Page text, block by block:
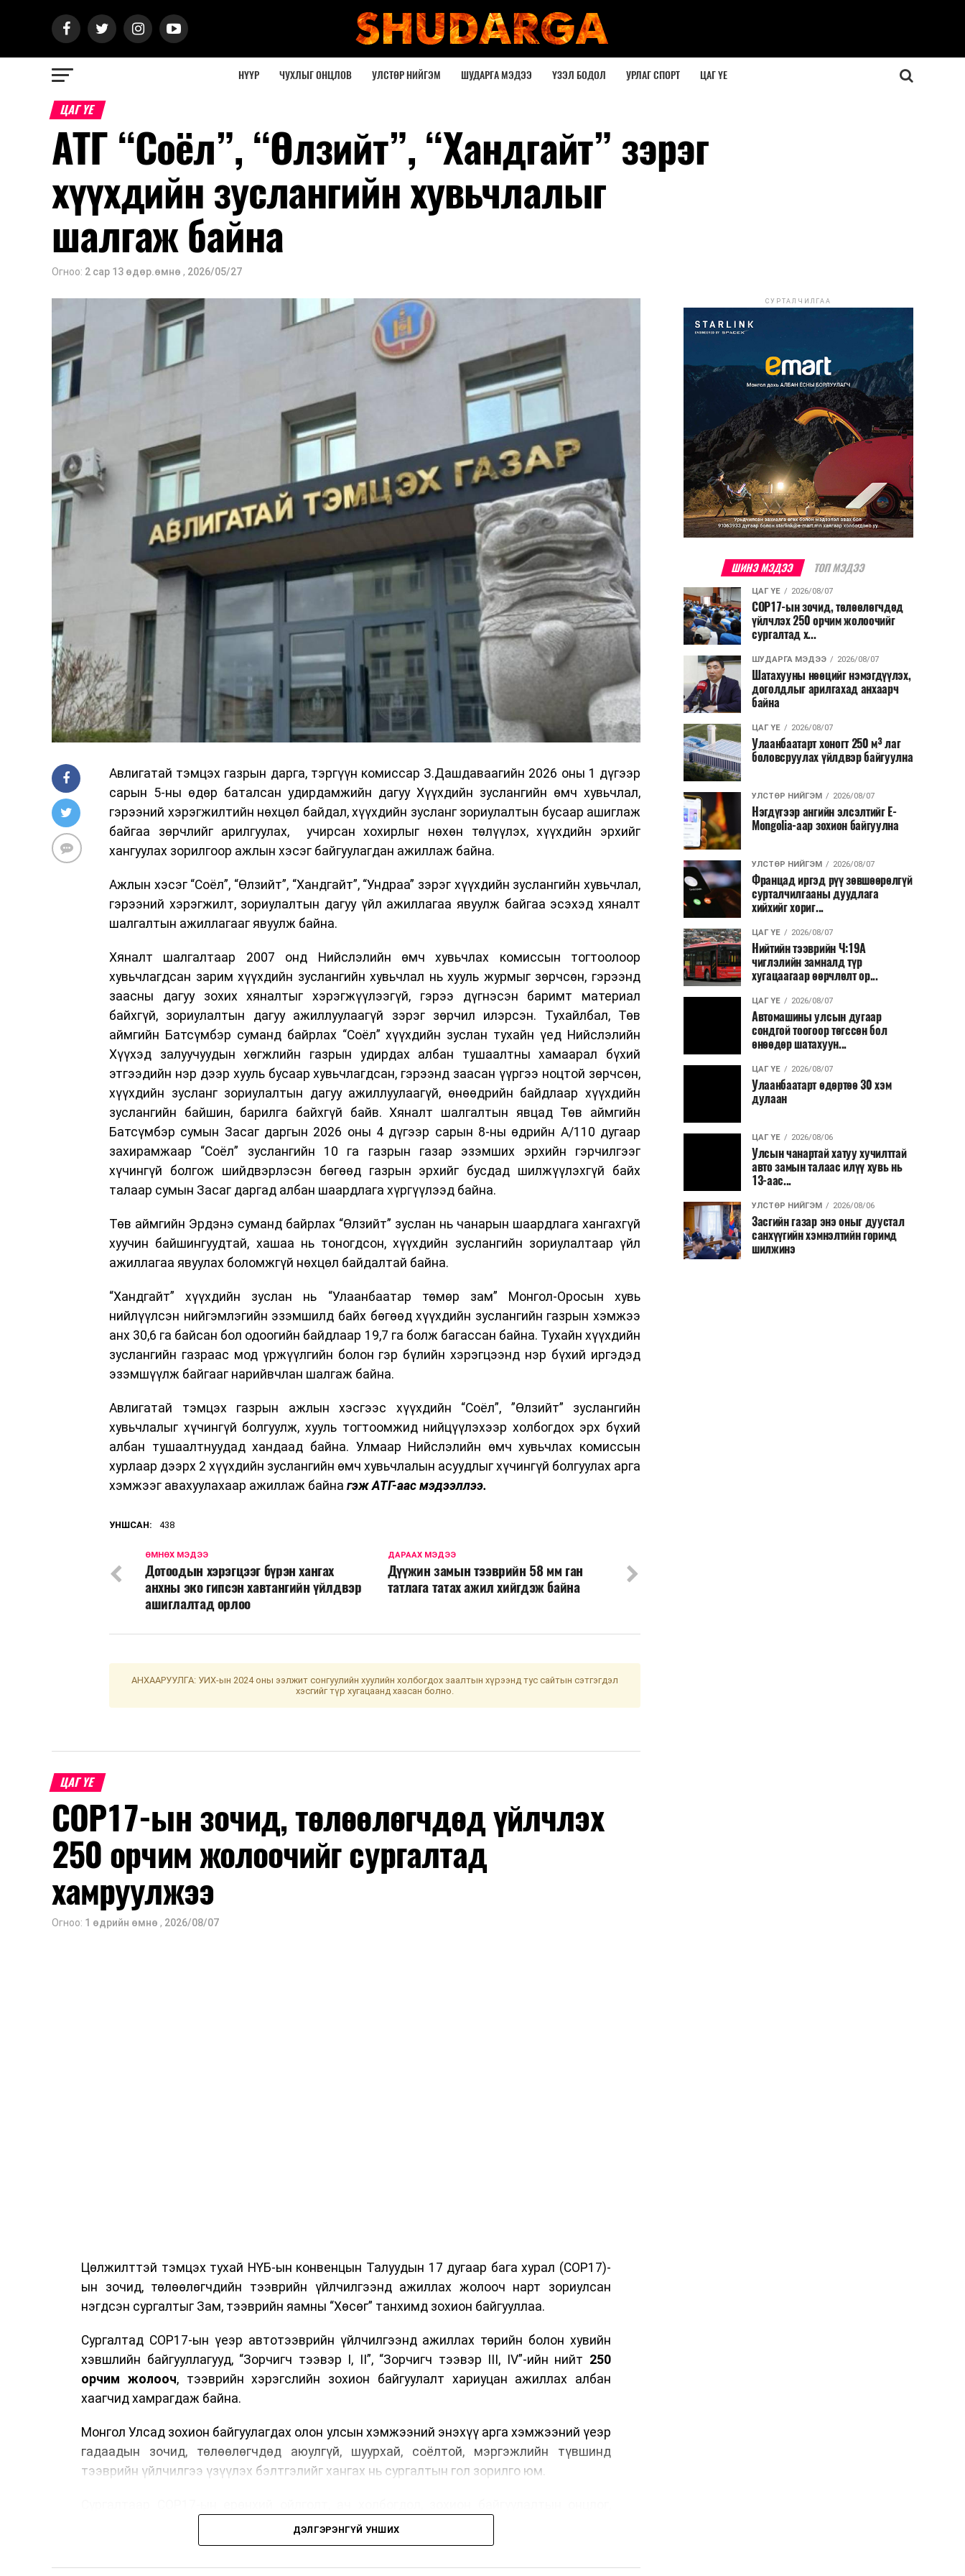
НҮҮР ЧУХЛЫГ ОНЦЛОВ УЛСТӨР НИЙГЭМ ШУДАРГА МЭДЭЭ ҮЗЭЛ БОДОЛ УРЛАГ СПОРТ ЦАГ ҮЕ
ЦАГ ҮЕ
АТГ “Соёл”, “Өлзийт”, “Хандгайт” зэрэг
хүүхдийн зуслангийн хувьчлалыг
шалгаж байна
Огноо: 2 сар 13 өдөр.өмнө , 2026/05/27
Авлигатай тэмцэх газрын дарга, тэргүүн комиссар З.Дашдаваагийн 2026 оны 1 дүгээр
сарын 5-ны өдөр баталсан удирдамжийн дагуу Хүүхдийн зуслангийн өмч хувьчлал,
гэрээний хэрэгжилтийн нөхцөл байдал, хүүхдийн зусланг зориулалтын бусаар ашиглаж
байгаа зөрчлийг арилгуулах, учирсан хохирлыг нөхөн төлүүлэх, хүүхдийн эрхийг
хангуулах зорилгоор ажлын хэсэг байгуулагдан ажиллаж байна.
Ажлын хэсэг “Соёл”, “Өлзийт”, “Хандгайт”, “Ундраа” зэрэг хүүхдийн зуслангийн хувьчлал,
гэрээний хэрэгжилт, зориулалтын дагуу үйл ажиллагаа явуулж байгаа эсэхэд хяналт
шалгалтын ажиллагааг явуулж байна.
Хяналт шалгалтаар 2007 онд Нийслэлийн өмч хувьчлах комиссын тогтоолоор
хувьчлагдсан зарим хүүхдийн зуслангийн хувьчлал нь хууль журмыг зөрчсөн, гэрээнд
заасны дагуу зохих хяналтыг хэрэгжүүлээгүй, гэрээ дүгнэсэн баримт материал
байхгүй, зориулалтын дагуу ажиллуулаагүй зэрэг зөрчил илэрсэн. Тухайлбал, Төв
аймгийн Батсүмбэр суманд байрлах “Соёл” хүүхдийн зуслан тухайн үед Нийслэлийн
Хүүхэд залуучуудын хөгжлийн газрын удирдах албан тушаалтны хамаарал бүхий
этгээдийн нэр дээр хууль бусаар хувьчлагдсан, гэрээнд заасан үүргээ ноцтой зөрчсөн,
хүүхдийн зусланг зориулалтын дагуу ажиллуулаагүй, өнөөдрийн байдлаар хүүхдийн
зуслангийн байшин, барилга байхгүй байв. Хяналт шалгалтын явцад Төв аймгийн
Батсүмбэр сумын Засаг даргын 2026 оны 4 дүгээр сарын 8-ны өдрийн А/110 дугаар
захирамжаар “Соёл” зуслангийн 10 га газрын газар эзэмших эрхийн гэрчилгээг
хүчингүй болгож шийдвэрлэсэн бөгөөд газрын эрхийг бусдад шилжүүлэхгүй байх
талаар сумын Засаг даргад албан шаардлага хүргүүлээд байна.
Төв аймгийн Эрдэнэ суманд байрлах “Өлзийт” зуслан нь чанарын шаардлага хангахгүй
хуучин байшингуудтай, хашаа нь тоногдсон, хүүхдийн зуслангийн зориулалтаар үйл
ажиллагаа явуулах боломжгүй нөхцөл байдалтай байна.
“Хандгайт” хүүхдийн зуслан нь “Улаанбаатар төмөр зам” Монгол-Оросын хувь
нийлүүлсэн нийгэмлэгийн эзэмшилд байх бөгөөд хүүхдийн зуслангийн газрын хэмжээ
анх 30,6 га байсан бол одоогийн байдлаар 19,7 га болж багассан байна. Тухайн хүүхдийн
зуслангийн газраас мод үржүүлгийн болон гэр бүлийн хэрэгцээнд нэр бүхий иргэдэд
эзэмшүүлж байгааг нарийвчлан шалгаж байна.
Авлигатай тэмцэх газрын ажлын хэсгээс хүүхдийн “Соёл”, ”Өлзийт” зуслангийн
хувьчлалыг хүчингүй болгуулж, хууль тогтоомжид нийцүүлэхээр холбогдох эрх бүхий
албан тушаалтнуудад хандаад байна. Улмаар Нийслэлийн өмч хувьчлах комиссын
хурлаар дээрх 2 хүүхдийн зуслангийн өмч хувьчлалын асуудлыг хүчингүй болгуулах арга
хэмжээг авахуулахаар ажиллаж байна гэж АТГ-аас мэдээллээ.
УНШСАН: 438
ДАРААХ МЭДЭЭ
Дүүжин замын тээврийн 58 мм ган
татлага татах ажил хийгдэж байна
ӨМНӨХ МЭДЭЭ
Дотоодын хэрэгцээг бүрэн хангах
анхны эко гипсэн хавтангийн үйлдвэр
ашиглалтад орлоо
АНХААРУУЛГА: УИХ-ын 2024 оны ээлжит сонгуулийн хуулийн холбогдох заалтын хүрээнд тус сайтын сэтгэгдэл
хэсгийг түр хугацаанд хаасан болно.
ЦАГ ҮЕ
COP17-ын зочид, төлөөлөгчдөд үйлчлэх
250 орчим жолоочийг сургалтад
хамруулжээ
Огноо: 1 өдрийн өмнө , 2026/08/07
Цөлжилттэй тэмцэх тухай НҮБ-ын конвенцын Талуудын 17 дугаар бага хурал (COP17)-
ын зочид, төлөөлөгчдийн тээврийн үйлчилгээнд ажиллах жолооч нарт зориулсан
нэгдсэн сургалтыг Зам, тээврийн яамны “Хөсөг” танхимд зохион байгууллаа.
Сургалтад COP17-ын үеэр автотээврийн үйлчилгээнд ажиллах төрийн болон хувийн
хэвшлийн байгууллагууд, “Зорчигч тээвэр I, II”, “Зорчигч тээвэр III, IV”-ийн нийт 250
орчим жолооч, тээврийн хэрэгслийн зохион байгуулалт хариуцан ажиллах албан
хаагчид хамрагдаж байна.
Монгол Улсад зохион байгуулагдах олон улсын хэмжээний энэхүү арга хэмжээний үеэр
гадаадын зочид, төлөөлөгчдөд аюулгүй, шуурхай, соёлтой, мэргэжлийн түвшинд
тээврийн үйлчилгээ үзүүлэх бэлтгэлийг хангах нь сургалтын гол зорилго юм.
зочид, төлөөлөгчдийн ангилал, үйлчилгээний стандарт, жолооч нарын үүрэг
хариуцлага, сахилга бат, үйлчилгээний соёл, ёс зүй, мэргэжлийн харилцааны талаар
ДЭЛГЭРЭНГҮЙ УНШИХ
СУРТАЛЧИЛГАА
ШИНЭ МЭДЭЭ ТОП МЭДЭЭ
ЦАГ ҮЕ 2026/08/07
COP17-ын зочид, төлөөлөгчдөд
үйлчлэх 250 орчим жолоочийг
сургалтад х...
ШУДАРГА МЭДЭЭ 2026/08/07
Шатахууны нөөцийг нэмэгдүүлэх,
доголдлыг арилгахад анхаарч
байна
ЦАГ ҮЕ 2026/08/07
Улаанбаатарт хоногт 250 м³ лаг
боловсруулах үйлдвэр байгуулна
УЛСТӨР НИЙГЭМ 2026/08/07
Нэгдүгээр ангийн элсэлтийг E-
Mongolia-аар зохион байгуулна
УЛСТӨР НИЙГЭМ 2026/08/07
Францад иргэд рүү зөвшөөрөлгүй
сурталчилгааны дуудлага
хийхийг хориг...
ЦАГ ҮЕ 2026/08/07
Нийтийн тээврийн Ч:19А
чиглэлийн замналд түр
хугацаагаар өөрчлөлт ор...
ЦАГ ҮЕ 2026/08/07
Автомашины улсын дугаар
сондгой тоогоор төгссөн бол
өнөөдөр шатахуун...
ЦАГ ҮЕ 2026/08/07
Улаанбаатарт өдөртөө 30 хэм
дулаан
ЦАГ ҮЕ 2026/08/06
Улсын чанартай хатуу хучилттай
авто замын талаас илүү хувь нь
13-аас...
УЛСТӨР НИЙГЭМ 2026/08/06
Засгийн газар энэ оныг дуустал
санхүүгийн хэмнэлтийн горимд
шилжинэ